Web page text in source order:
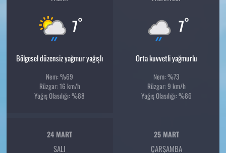
7°
Bölgesel düzensiz yağmur yağışlı
Nem: %69
Rüzgar: 16 km/h
Yağış Olasılığı: %88
7°
Orta kuvvetli yağmurlu
Nem: %73
Rüzgar: 9 km/h
Yağış Olasılığı: %86
24 MART
SALI
25 MART
ÇARŞAMBA